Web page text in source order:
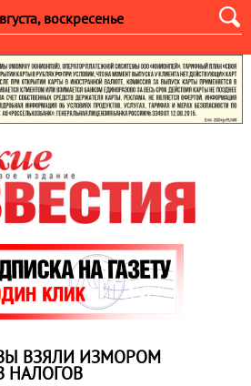
воскресенье
ВЗЯЛИ ИЗМОРОМ
НАЛОГОВ